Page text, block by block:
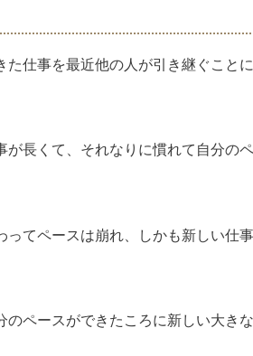
仕事を最近他の人が引き継ぐこと
が長くて、それなりに慣れて自分の
ってペースは崩れ、しかも新しい仕
のペースができたころに新しい大き